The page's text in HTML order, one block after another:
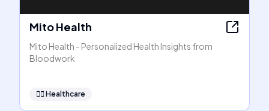
Mito Health
Mito Health - Personalized Health Insights from
Bloodwork
👩‍⚕️ Healthcare